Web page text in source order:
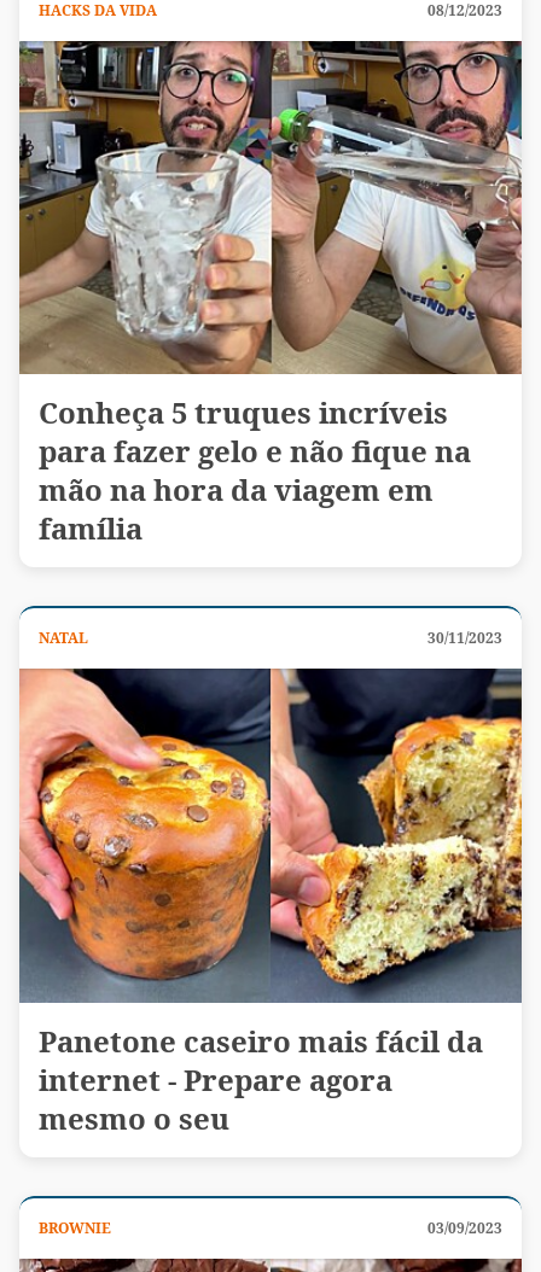
HACKS DA VIDA 08/12/2023
Conheça 5 truques incríveis
para fazer gelo e não fique na
mão na hora da viagem em
família
NATAL 30/11/2023
Panetone caseiro mais fácil da
internet - Prepare agora
mesmo o seu
BROWNIE 03/09/2023